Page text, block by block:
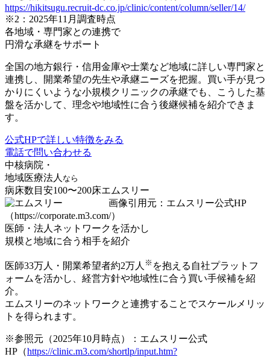
https://hikitsugu.recruit-dc.co.jp/clinic/content/column/seller/14/
※2：2025年11月調査時点
各地域・専門家との連携で
円滑な承継をサポート
全国の地方銀行・信用金庫や士業など地域に詳しい専門家と
連携し、開業希望の先生や承継ニーズを把握。買い手が見つ
かりにくいような小規模クリニックの承継でも、こうした基
盤を活かして、理念や地域性に合う後継候補を紹介できま
す。
公式HPで詳しい特徴をみる
電話で問い合わせる
中核病院・
地域医療法人 なら
病床数目安100〜200床エムスリー
画像引用元：エムスリー公式HP
（https://corporate.m3.com/）
医師・法人ネットワークを活かし
規模と地域に合う相手を紹介
医師33万人・開業希望者約2万人 ※ を抱える自社プラットフ
ォーム を活かし、経営方針や地域性に合う買い手候補を紹
介。
エムスリーのネットワークと連携することでスケールメリッ
トを得られます。
※参照元（2025年10月時点）：エムスリー公式
HP（https://clinic.m3.com/shortlp/input.htm?